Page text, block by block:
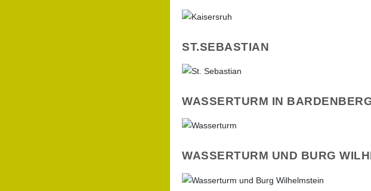
ST.SEBASTIAN
WASSERTURM IN
WASSERTURM UND BURG